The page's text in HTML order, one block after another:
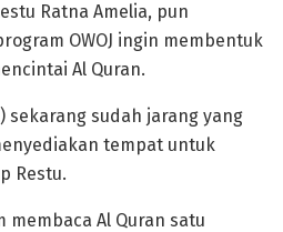
Ratna Amelia, pun
OWOJ ingin membentuk
Al Quran.
sekarang sudah jarang yang
tempat untuk
Restu.
Al Quran satu